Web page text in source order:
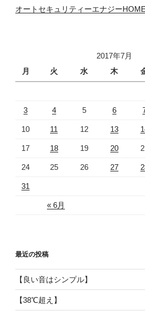
オートセキュリティーエナジー
2017年7月
月
火 水 木
« 6月
3 4 5 6
10 11 12 13
17 18 19 20
24 25 26 27
31
最近の投稿
【良い音はシンプル】
【38℃超え】